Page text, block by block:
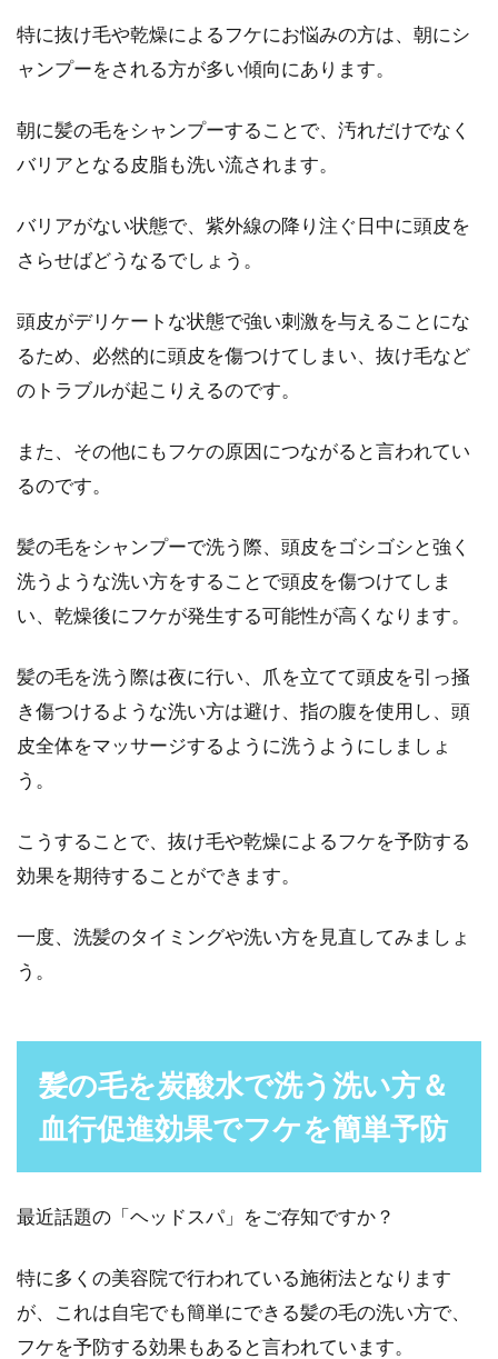
特に抜け毛や乾燥によるフケにお悩みの方は、朝にシ
ャンプーをされる方が多い傾向にあります。
朝に髪の毛をシャンプーすることで、汚れだけでなく
バリアとなる皮脂も洗い流されます。
バリアがない状態で、紫外線の降り注ぐ日中に頭皮を
さらせばどうなるでしょう。
頭皮がデリケートな状態で強い刺激を与えることにな
るため、必然的に頭皮を傷つけてしまい、抜け毛など
のトラブルが起こりえるのです。
また、その他にもフケの原因につながると言われてい
るのです。
髪の毛をシャンプーで洗う際、頭皮をゴシゴシと強く
洗うような洗い方をすることで頭皮を傷つけてしま
い、乾燥後にフケが発生する可能性が高くなります。
髪の毛を洗う際は夜に行い、爪を立てて頭皮を引っ掻
き傷つけるような洗い方は避け、指の腹を使用し、頭
皮全体をマッサージするように洗うようにしましょ
う。
こうすることで、抜け毛や乾燥によるフケを予防する
効果を期待することができます。
一度、洗髪のタイミングや洗い方を見直してみましょ
う。
髪の毛を炭酸水で洗う洗い方＆
血行促進効果でフケを簡単予防
最近話題の「ヘッドスパ」をご存知ですか？
特に多くの美容院で行われている施術法となります
が、これは自宅でも簡単にできる髪の毛の洗い方で、
フケを予防する効果もあると言われています。